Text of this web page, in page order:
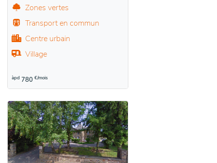
Zones vertes
Transport en commun
Centre urbain
Village
àpd 780 €/mois